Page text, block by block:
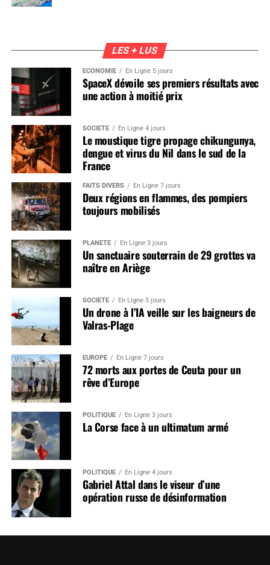
LES + LUS
ÉCONOMIE En Ligne 5 jours
SpaceX dévoile ses premiers résultats avec
une action à moitié prix
SOCIÉTÉ En Ligne 4 jours
Le moustique tigre propage chikungunya,
dengue et virus du Nil dans le sud de la
France
FAITS DIVERS En Ligne 7 jours
Deux régions en flammes, des pompiers
toujours mobilisés
PLANÈTE En Ligne 3 jours
Un sanctuaire souterrain de 29 grottes va
naître en Ariège
SOCIÉTÉ En Ligne 5 jours
Un drone à l’IA veille sur les baigneurs de
Valras-Plage
EUROPE En Ligne 7 jours
72 morts aux portes de Ceuta pour un
rêve d’Europe
POLITIQUE En Ligne 3 jours
La Corse face à un ultimatum armé
POLITIQUE En Ligne 4 jours
Gabriel Attal dans le viseur d’une
opération russe de désinformation